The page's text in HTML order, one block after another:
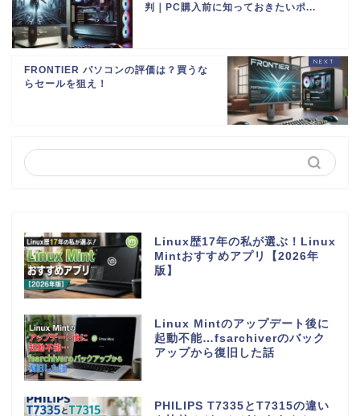
判｜PC購入前に知っておきたいポ...
FRONTIER パソコンの評価は？買うな
らセールを狙え！
Linux歴17年の私が選ぶ！Linux
Mintおすすめアプリ【2026年
版】
Linux Mintのアップデート後に
起動不能…fsarchiverのバック
アップから復旧した話
PHILIPS T7335とT7315の違い